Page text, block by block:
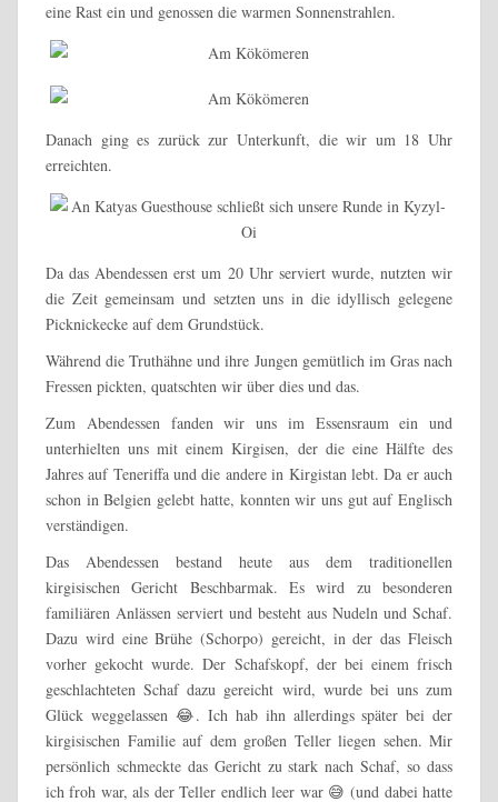
eine Rast ein und genossen die warmen Sonnenstrahlen.
Danach ging es zurück zur Unterkunft, die wir um 18 Uhr
erreichten.
Da das Abendessen erst um 20 Uhr serviert wurde, nutzten wir
die Zeit gemeinsam und setzten uns in die idyllisch gelegene
Picknickecke auf dem Grundstück.
Während die Truthähne und ihre Jungen gemütlich im Gras nach
Fressen pickten, quatschten wir über dies und das.
Zum Abendessen fanden wir uns im Essensraum ein und
unterhielten uns mit einem Kirgisen, der die eine Hälfte des
Jahres auf Teneriffa und die andere in Kirgistan lebt. Da er auch
schon in Belgien gelebt hatte, konnten wir uns gut auf Englisch
verständigen.
Das Abendessen bestand heute aus dem traditionellen
kirgisischen Gericht Beschbarmak. Es wird zu besonderen
familiären Anlässen serviert und besteht aus Nudeln und Schaf.
Dazu wird eine Brühe (Schorpo) gereicht, in der das Fleisch
vorher gekocht wurde. Der Schafskopf, der bei einem frisch
geschlachteten Schaf dazu gereicht wird, wurde bei uns zum
Glück weggelassen 😂. Ich hab ihn allerdings später bei der
kirgisischen Familie auf dem großen Teller liegen sehen. Mir
persönlich schmeckte das Gericht zu stark nach Schaf, so dass
ich froh war, als der Teller endlich leer war 😅 (und dabei hatte